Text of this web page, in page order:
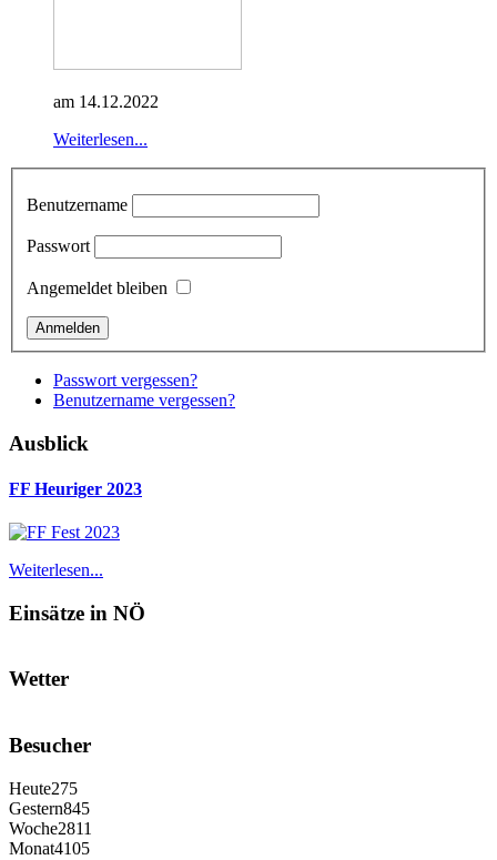
am 14.12.2022
Weiterlesen...
Benutzername
Passwort
Angemeldet bleiben
Passwort vergessen?
Benutzername vergessen?
Ausblick
FF Heuriger 2023
Weiterlesen...
Einsätze in NÖ
Wetter
Besucher
Heute275
Gestern845
Woche2811
Monat4105